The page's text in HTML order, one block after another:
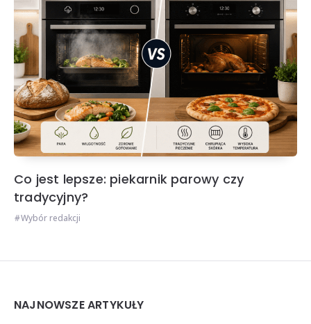
Co jest lepsze: piekarnik parowy czy
tradycyjny?
Wybór redakcji
Widgets
NAJNOWSZE ARTYKUŁY